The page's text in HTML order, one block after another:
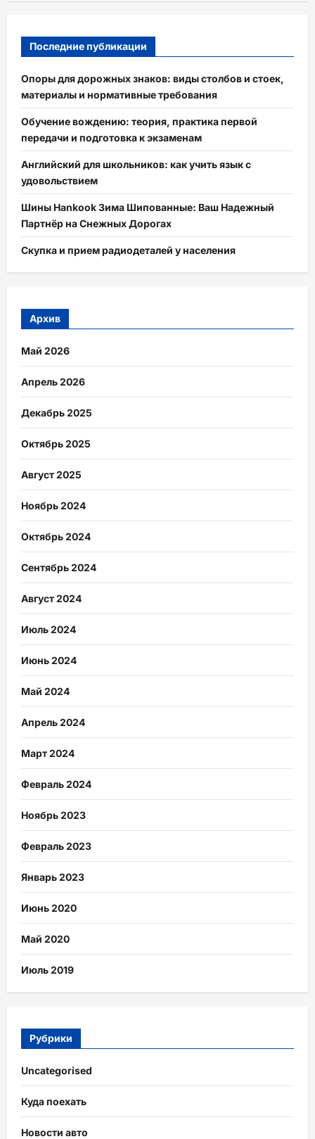
Последние публикации
Опоры для дорожных знаков: виды столбов и стоек,
материалы и нормативные требования
Обучение вождению: теория, практика первой
передачи и подготовка к экзаменам
Английский для школьников: как учить язык с
удовольствием
Шины Hankook Зима Шипованные: Ваш Надежный
Партнёр на Снежных Дорогах
Скупка и прием радиодеталей у населения
Архив
Май 2026
Апрель 2026
Декабрь 2025
Октябрь 2025
Август 2025
Ноябрь 2024
Октябрь 2024
Сентябрь 2024
Август 2024
Июль 2024
Июнь 2024
Май 2024
Апрель 2024
Март 2024
Февраль 2024
Ноябрь 2023
Февраль 2023
Январь 2023
Июнь 2020
Май 2020
Июль 2019
Рубрики
Uncategorised
Куда поехать
Новости авто